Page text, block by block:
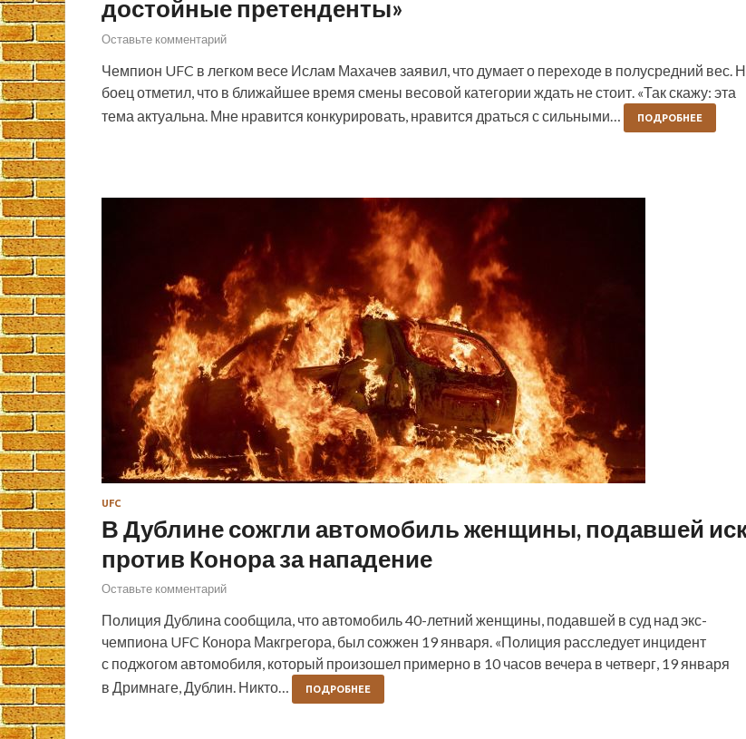
достойные претенденты»
Оставьте комментарий
Чемпион UFC в легком весе Ислам Махачев заявил, что думает о переходе в полусредний вес.
боец отметил, что в ближайшее время смены весовой категории ждать не стоит. «Так скажу: эта
тема актуальна. Мне нравится конкурировать, нравится драться с сильными…
ПОДРОБНЕЕ
UFC
В Дублине сожгли автомобиль женщины, подавшей
против Конора за нападение
Оставьте комментарий
Полиция Дублина сообщила, что автомобиль 40-летний женщины, подавшей в суд над экс-
чемпиона UFC Конора Макгрегора, был сожжен 19 января. «Полиция расследует инцидент
с поджогом автомобиля, который произошел примерно в 10 часов вечера в четверг, 19 января
в Дримнаге, Дублин. Никто…
ПОДРОБНЕЕ